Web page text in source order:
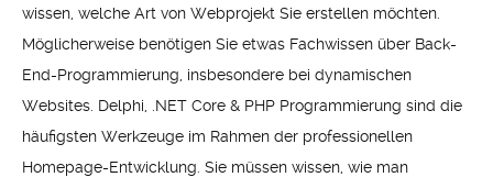
wissen, welche Art von Webprojekt Sie erstellen möchten.
Möglicherweise benötigen Sie etwas Fachwissen über Back-
End-Programmierung, insbesondere bei dynamischen
Websites. Delphi, .NET Core & PHP Programmierung sind die
häufigsten Werkzeuge im Rahmen der professionellen
Homepage-Entwicklung. Sie müssen wissen, wie man